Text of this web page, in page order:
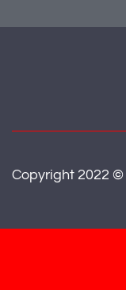
Copyright 2022 ©